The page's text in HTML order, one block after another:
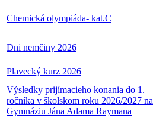
Chemická olympiáda- kat.C
Dni nemčiny 2026
Plavecký kurz 2026
Výsledky prijímacieho konania do 1.
ročníka v školskom roku 2026/2027 na
Gymnáziu Jána Adama Raymana